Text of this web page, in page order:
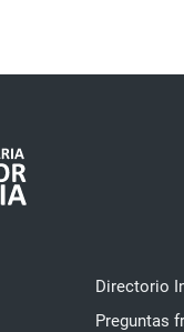
Directorio
Preguntas